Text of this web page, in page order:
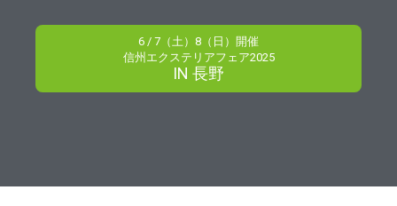
6 / 7（土）8（日）開催
信州エクステリアフェア2025
IN 長野